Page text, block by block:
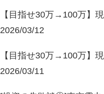
【目指せ30万→100万】
2026/03/12
【目指せ30万→100万】
2026/03/11